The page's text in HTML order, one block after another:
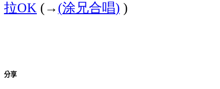
拉OK (→ (涂兄合唱) )
分享